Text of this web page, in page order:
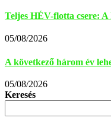
Teljes HÉV-flotta csere:
05/08/2026
A következő három év
05/08/2026
Keresés